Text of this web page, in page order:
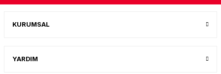
KURUMSAL
YARDIM